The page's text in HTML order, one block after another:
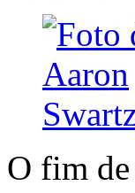
O fim de